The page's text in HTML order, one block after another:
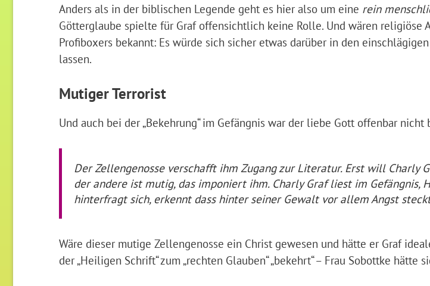
Anders als in der biblischen Legende geht es hier also um eine rein
Götterglaube spielte für Graf offensichtlich keine Rolle. Und wären religiöse
Profiboxers bekannt: Es würde sich sicher etwas darüber in den
lassen.
Mutiger Terrorist
Und auch bei der „Bekehrung“ im Gefängnis war der liebe Gott offenbar
Der Zellengenosse verschafft ihm Zugang zur Literatur. Erst will Charly
der andere ist mutig, das imponiert ihm. Charly Graf liest im Gefängnis,
hinterfragt sich, erkennt dass hinter seiner Gewalt vor allem Angst
Wäre dieser mutige Zellengenosse ein Christ gewesen und hätte er Graf
der „Heiligen Schrift“ zum „rechten Glauben“ „bekehrt“ – Frau Sobottke hätte